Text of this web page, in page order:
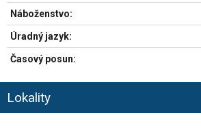
Náboženstvo:
Úradný jazyk:
Časový posun:
Lokality